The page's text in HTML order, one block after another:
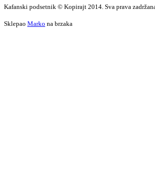
Kafanski podsetnik © Kopirajt 2014. Sva prava
Sklepao Marko na brzaka